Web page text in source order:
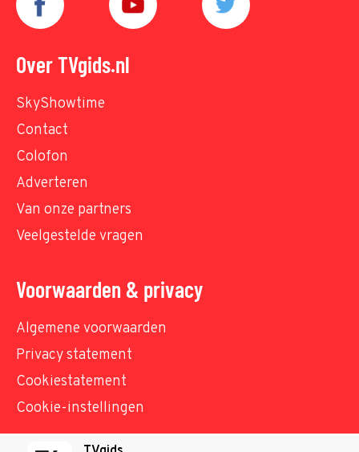
Over TVgids.nl
SkyShowtime
Contact
Colofon
Adverteren
Van onze partners
Veelgestelde vragen
Voorwaarden & privacy
Algemene voorwaarden
Privacy statement
Cookiestatement
Cookie-instellingen